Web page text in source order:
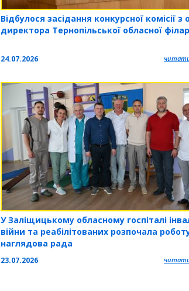
Відбулося засідання конкурсної комісії з
директора Тернопільської обласної
24.07.2026 читати
У Заліщицькому обласному госпіталі
війни та реабілітованих розпочала
наглядова рада
23.07.2026 читати